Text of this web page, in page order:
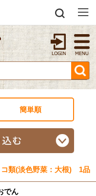
簡単順
コ類(淡色野菜：大根) 1品
でん